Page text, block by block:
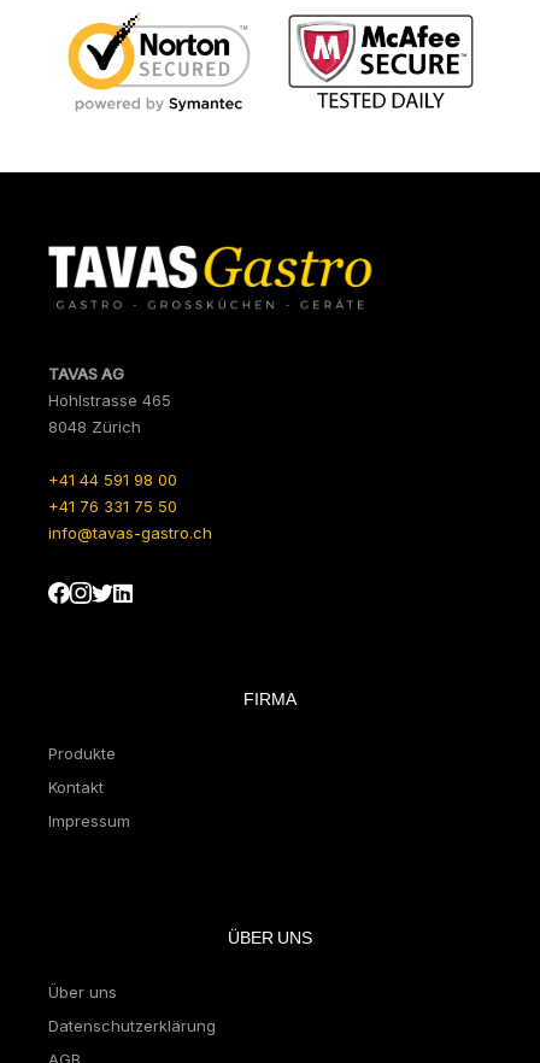
TAVAS AG
Hohlstrasse 465
8048 Zürich
+41 44 591 98 00
+41 76 331 75 50
info@tavas-gastro.ch
FIRMA
Produkte
Kontakt
Impressum
ÜBER UNS
Über uns
Datenschutzerklärung